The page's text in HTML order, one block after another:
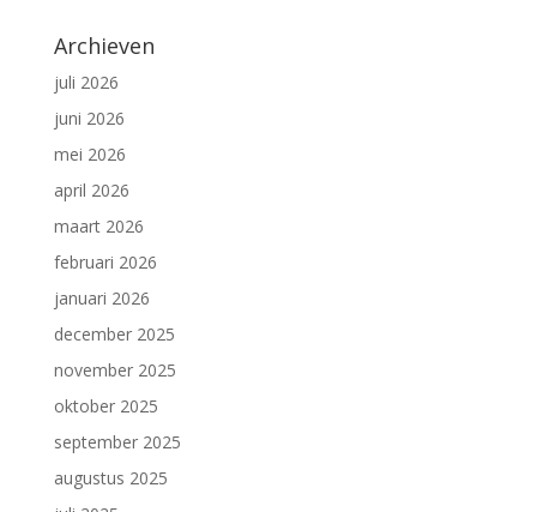
Archieven
juli 2026
juni 2026
mei 2026
april 2026
maart 2026
februari 2026
januari 2026
december 2025
november 2025
oktober 2025
september 2025
augustus 2025